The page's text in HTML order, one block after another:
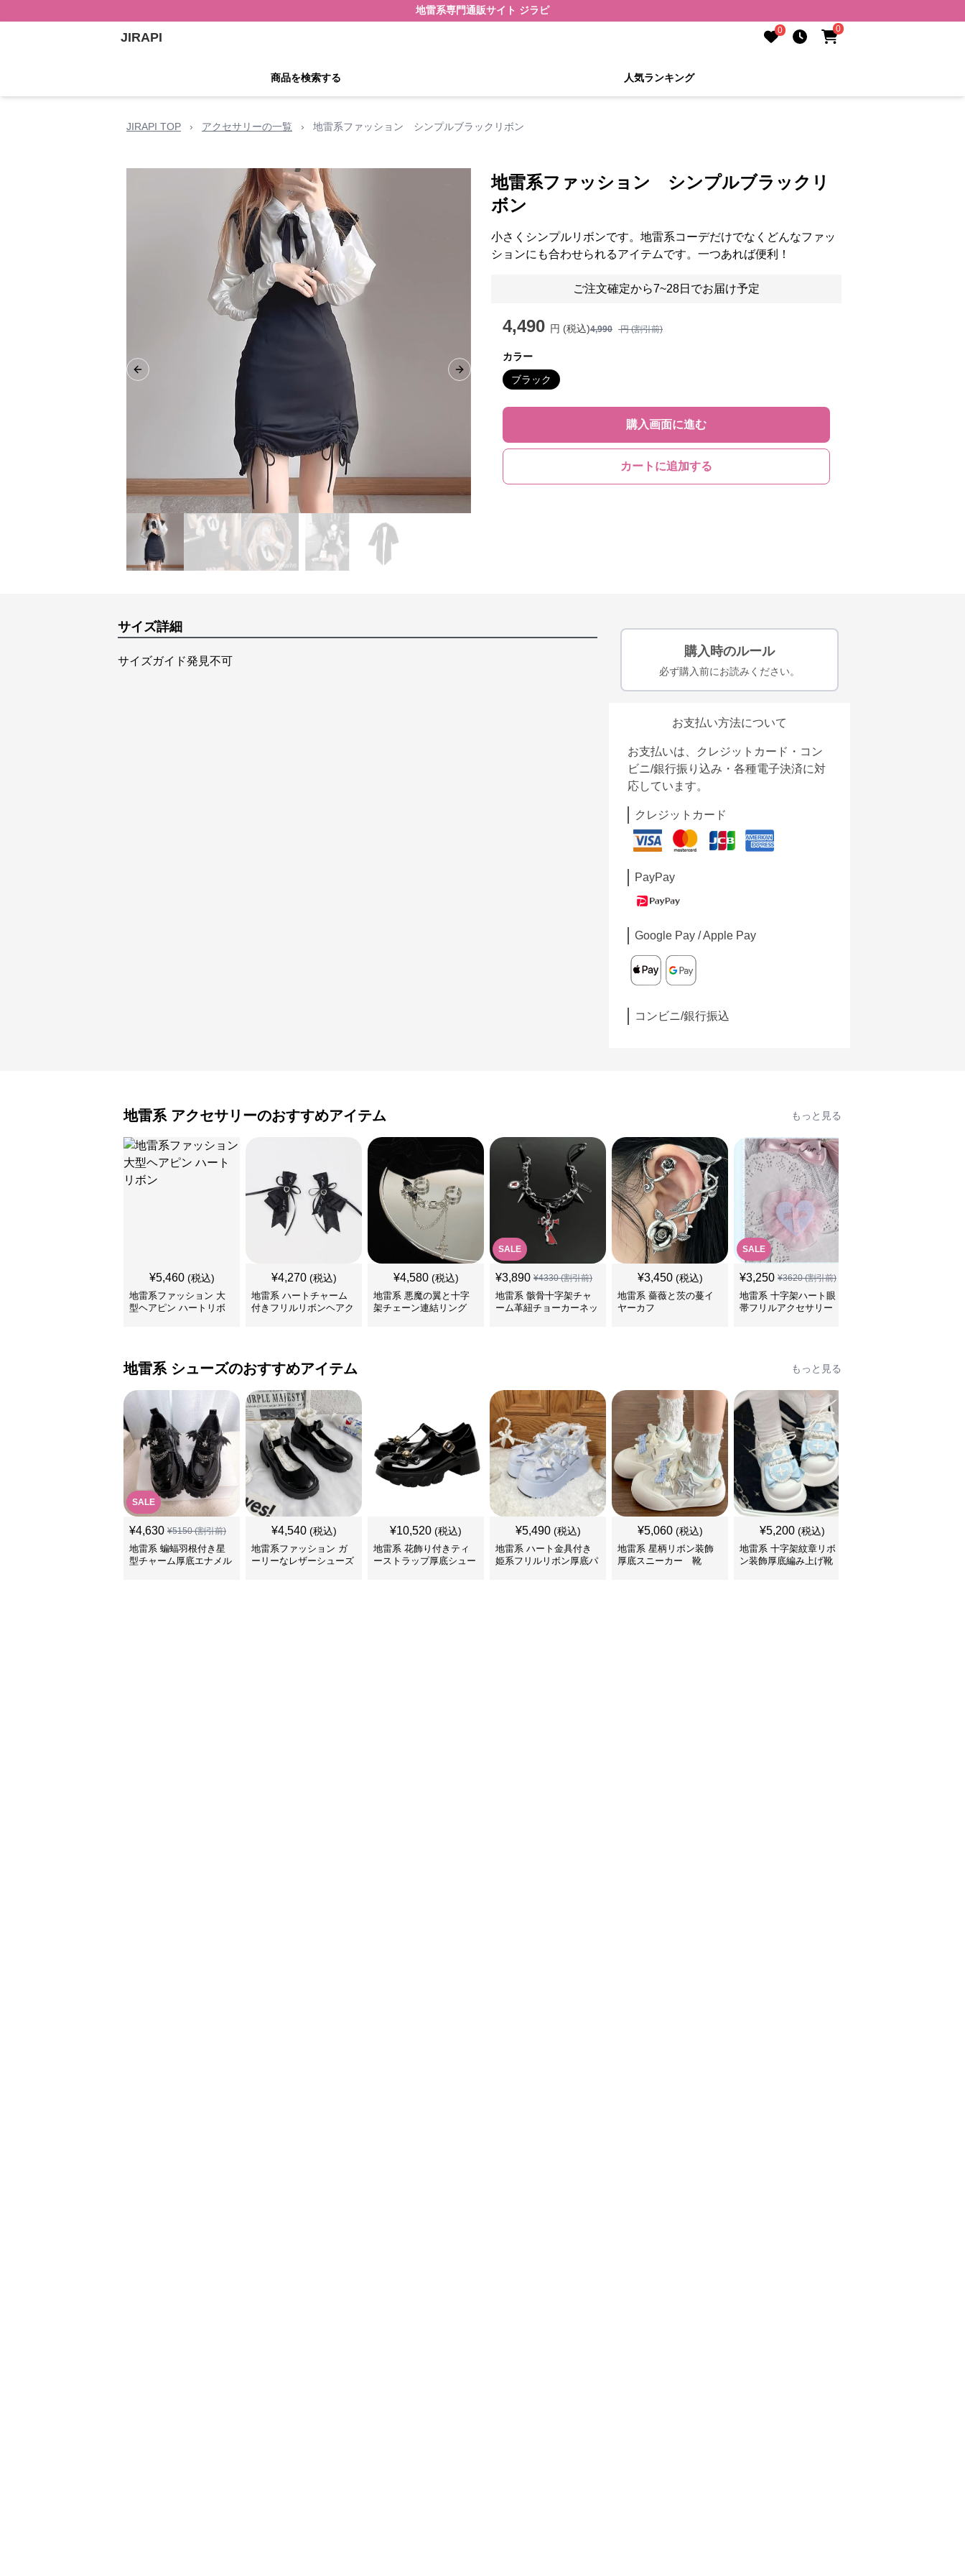
地雷系専門通販サイト ジラピ
JIRAPI 0 0
商品を検索する 人気ランキング
JIRAPI TOP › アクセサリーの一覧 › 地雷系ファッション シンプルブラックリボン
Previous slide Next slide
地雷系ファッション シンプルブラックリ
ボン
小さくシンプルリボンです。地雷系コーデだけでなくどんなファッ
ションにも合わせられるアイテムです。一つあれば便利！
ご注文確定から7~28日でお届け予定
4,490 円 (税込)4,990 円 (割引前)
カラー
ブラック
購入画面に進む
カートに追加する
サイズ詳細
サイズガイド発見不可
購入時のルール
必ず購入前にお読みください。
お支払い方法について
お支払いは、クレジットカード・コン
ビニ/銀行振り込み・各種電子決済に対
応しています。
クレジットカード
PayPay
Google Pay / Apple Pay
コンビニ/銀行振込
地雷系 アクセサリーのおすすめアイテム もっと見る
¥5,460 (税込)
地雷系ファッション 大
型ヘアピン ハートリボ
¥4,270 (税込)
地雷系 ハートチャーム
付きフリルリボンヘアク
¥4,580 (税込)
地雷系 悪魔の翼と十字
架チェーン連結リング
SALE
¥3,890 ¥4330(割引前)
地雷系 骸骨十字架チャ
ーム革紐チョーカーネッ
¥3,450 (税込)
地雷系 薔薇と茨の蔓イ
ヤーカフ
SALE
¥3,250 ¥3620(割引前)
地雷系 十字架ハート眼
帯フリルアクセサリー
地雷系 シューズのおすすめアイテム もっと見る
SALE
¥4,630 ¥5150(割引前)
地雷系 蝙蝠羽根付き星
型チャーム厚底エナメル
¥4,540 (税込)
地雷系ファッション ガ
ーリーなレザーシューズ
¥10,520 (税込)
地雷系 花飾り付きティ
ーストラップ厚底シュー
¥5,490 (税込)
地雷系 ハート金具付き
姫系フリルリボン厚底パ
¥5,060 (税込)
地雷系 星柄リボン装飾
厚底スニーカー 靴
¥5,200 (税込)
地雷系 十字架紋章リボ
ン装飾厚底編み上げ靴